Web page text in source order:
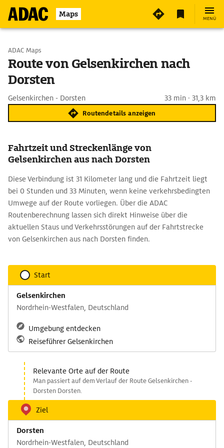
Maps MENÜ
Start wählen
Ziel eingeben
ADAC Maps
Route von Gelsenkirchen nach
Dorsten
Gelsenkirchen - Dorsten 33 min · 31,3 km
Routendetails anzeigen
Fahrtzeit und Streckenlänge von
Gelsenkirchen aus nach Dorsten
Diese Verbindung ist 31 Kilometer lang und die Fahrtzeit liegt
bei 0 Stunden und 33 Minuten, wenn keine verkehrsbedingten
Umwege auf der Route vorliegen. Über die ADAC
Routenberechnung lassen sich direkt Hinweise über die
aktuellen Staus und Verkehrsstörungen auf der Fahrtstrecke
von Gelsenkirchen aus nach Dorsten finden.
Start
Gelsenkirchen
Nordrhein-Westfalen, Deutschland
Umgebung entdecken
Reiseführer Gelsenkirchen
Relevante Orte auf der Route
Man passiert auf dem Verlauf der Route Gelsenkirchen -
Dorsten Dorsten.
Ziel
Dorsten
Nordrhein-Westfalen, Deutschland